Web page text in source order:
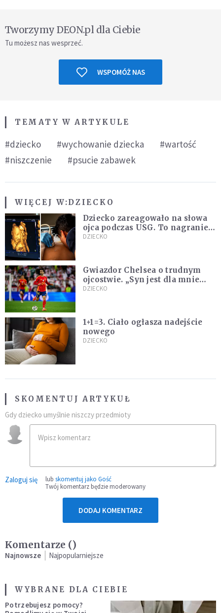
Tworzymy DEON.pl dla Ciebie
Tu możesz nas wesprzeć.
WSPOMÓŻ NAS
TEMATY W ARTYKULE
#dziecko #wychowanie dziecka
#wartość
#niszczenie
#psucie zabawek
WIĘCEJ W:DZIECKO
Dziecko zareagowało na słowa
ojca podczas USG. To nagranie
podbija sieć
DZIECKO
Gwiazdor Chelsea o trudnym
ojcostwie. „Syn jest dla mnie
ważniejszy niż sportowe trofea”
DZIECKO
1+1=3. Ciało ogłasza nadejście
nowego
DZIECKO
SKOMENTUJ ARTYKUŁ
Gdy dziecko umyślnie niszczy przedmioty
Zaloguj się lub skomentuj jako Gość
Twój komentarz będzie moderowany
DODAJ KOMENTARZ
Komentarze ()
Najnowsze Najpopularniejsze
WYBRANE DLA CIEBIE
Potrzebujesz pomocy?